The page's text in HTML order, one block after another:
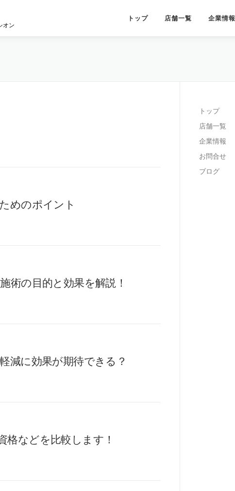
オン
トップ 店舗一覧 企業情報
めのポイント
術の目的と効果を解説！
減に効果が期待できる？
格などを比較します！
トップ
店舗一覧
企業情報
お問合せ
ブログ